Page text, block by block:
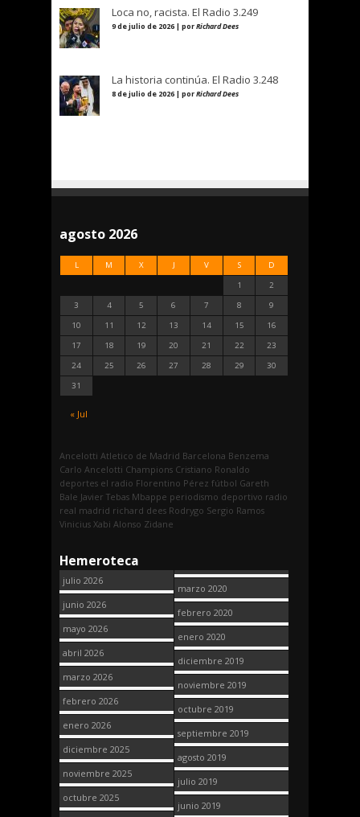
Loca no, racista. El Radio 3.249
9 de julio de 2026 | porRichard Dees
La historia continúa. El Radio 3.248
8 de julio de 2026 | porRichard Dees
agosto 2026
L M X J V S D
« Jul
1
2
3
4 5 6 7 8
9
10
11 12 13 14 15
16
17
18 19 20 21 22
23
24
25 26 27 28 29
30
31
Ancelotti Atletico de Madrid Barcelona Benzema
Carlo Ancelotti Champions Cristiano Ronaldo
deportes el radio Florentino Pérez fútbol Gareth
Bale Javier Tebas Mbappe periodismo deportivo radio
real madrid richard dees Rodrygo Sergio Ramos
Vinicius Xabi Alonso Zidane
Hemeroteca
julio 2026
junio 2026
mayo 2026
abril 2026
marzo 2026
febrero 2026
enero 2026
diciembre 2025
noviembre 2025
octubre 2025
marzo 2020
febrero 2020
enero 2020
diciembre 2019
noviembre 2019
octubre 2019
septiembre 2019
agosto 2019
julio 2019
junio 2019